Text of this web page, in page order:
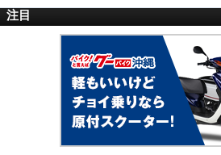
注目